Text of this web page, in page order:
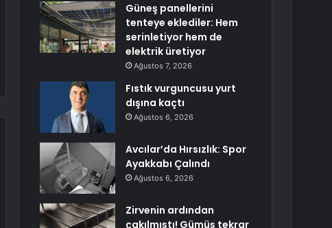
Güneş panellerini
tenteye eklediler: Hem
serinletiyor hem de
elektrik üretiyor
Ağustos 7, 2026
Fıstık vurguncusu yurt
dışına kaçtı
Ağustos 6, 2026
Avcılar’da Hırsızlık: Spor
Ayakkabı Çalındı
Ağustos 6, 2026
Zirvenin ardından
çakılmıştı! Gümüş tekrar